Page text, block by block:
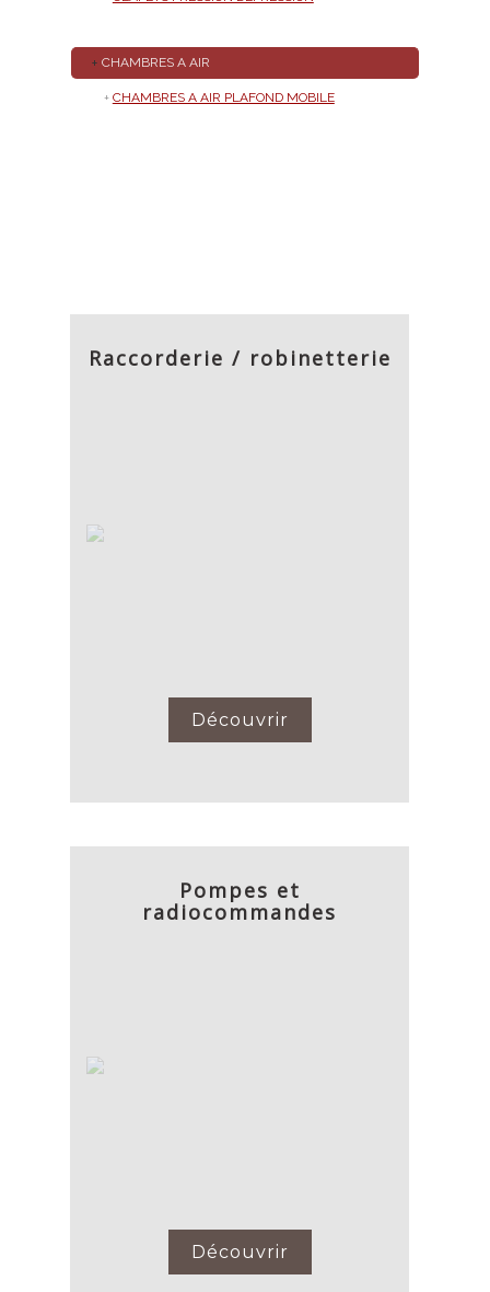
+ CHAMBRES A AIR
+ CHAMBRES A AIR PLAFOND MOBILE
Raccorderie / robinetterie
Découvrir
Pompes et
radiocommandes
Découvrir